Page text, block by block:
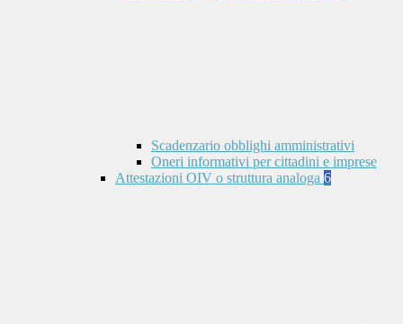
Scadenzario obblighi amministrativi
Oneri informativi per cittadini e imprese
Attestazioni OIV o struttura analoga 6